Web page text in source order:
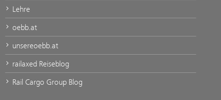
Lehre
oebb.at
unsereoebb.at
railaxed Reiseblog
Rail Cargo Group Blog